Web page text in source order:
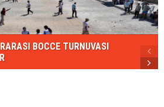
BOCCE TURNUVASI